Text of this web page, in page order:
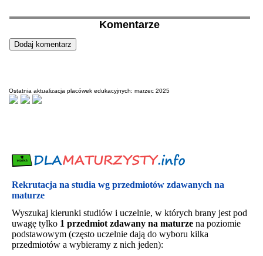
Komentarze
Ostatnia aktualizacja placówek edukacyjnych: marzec 2025
Rekrutacja na studia wg przedmiotów zdawanych na
maturze
Wyszukaj kierunki studiów i uczelnie, w których brany jest pod
uwagę tylko 1 przedmiot zdawany na maturze na poziomie
podstawowym (często uczelnie dają do wyboru kilka
przedmiotów a wybieramy z nich jeden):